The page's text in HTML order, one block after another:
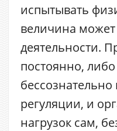
испытывать
величина
деятельности.
постоянно,
регуляции, и
нагрузок сам,